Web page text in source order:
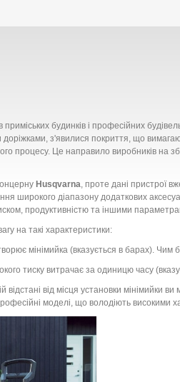
будинків і професійних
з'явилися покриття, що
процесу. Це направило виробників на
Husqvarna, проте дані пристрої
широкого діапазону додаткових
продуктивністю та іншими
на такі характеристики:
мінімийка (вказується в барах).
тиску витрачає за одиницю часу
відстані від місця установки
моделі, що володіють високими